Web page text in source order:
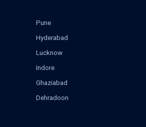
Pune
Hyderabad
Lucknow
Indore
Ghaziabad
Dehradoon